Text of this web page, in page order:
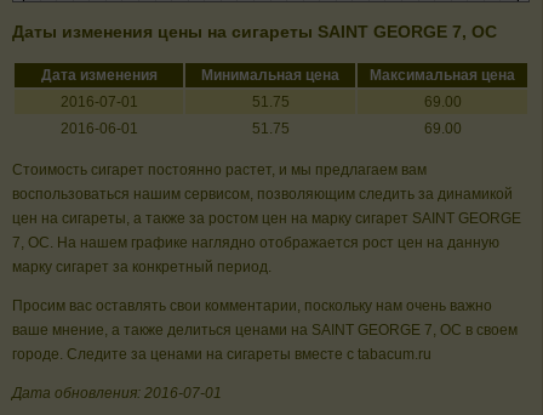
Даты изменения цены на сигареты SAINT GEORGE 7, ОС
Дата изменения Минимальная цена
Максимальная цена
2016-07-01
51.75
69.00
2016-06-01
51.75 69.00
Стоимость сигарет постоянно растет, и мы предлагаем вам
воспользоваться нашим сервисом, позволяющим следить за динамикой
цен на сигареты, а также за ростом цен на марку сигарет SAINT GEORGE
7, ОС. На нашем графике наглядно отображается рост цен на данную
марку сигарет за конкретный период.
Просим вас оставлять свои комментарии, поскольку нам очень важно
ваше мнение, а также делиться ценами на SAINT GEORGE 7, ОС в своем
городе. Следите за ценами на сигареты вместе с tabacum.ru
Дата обновления: 2016-07-01